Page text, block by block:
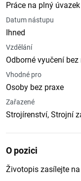
Práce na plný úvazek
Datum nástupu
Ihned
Vzdělání
Odborné vyučení
Vhodné pro
Osoby bez praxe
Zařazené
Strojírenství, Strojní
O pozici
Životopis zasílejte